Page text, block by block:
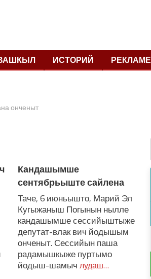
ИСТОРИЙ РЕКЛАМЕ
онченыт
Кандашымше
сентябрьыште сайлена
Таче, 6 июньышто, Марий Эл
Кугыжаныш Погынын нылле
кандашымше сессийыштыже
депутат-влак вич йодышым
онченыт. Сессийын паша
радамышкыже пуртымо
йодыш-шамыч лудаш…